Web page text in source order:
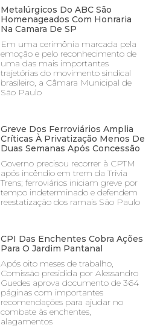
Metalúrgicos Do ABC São
Homenageados Com Honraria
Na Camara De SP
Em uma cerimônia marcada pela
emoção e pelo reconhecimento de
uma das mais importantes
trajetórias do movimento sindical
brasileiro, a Câmara Municipal de
São Paulo
Greve Dos Ferroviários Amplia
Críticas À Privatização Menos De
Duas Semanas Após Concessão
Governo precisou recorrer à CPTM
após incêndio em trem da Trivia
Trens; ferroviários iniciam greve por
tempo indeterminado e defendem
reestatização dos ramais São Paulo
CPI Das Enchentes Cobra Ações
Para O Jardim Pantanal
Após oito meses de trabalho,
Comissão presidida por Alessandro
Guedes aprova documento de 364
páginas com importantes
recomendações para ajudar no
combate às enchentes,
alagamentos